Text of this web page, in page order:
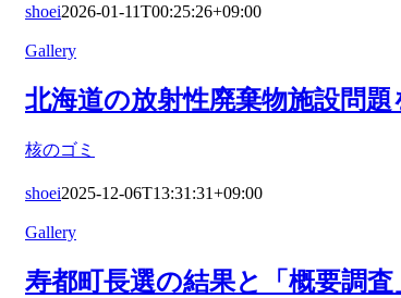
shoei2026-01-11T00:25:26+09:00
Gallery
北海道の放射性廃棄物施設問
核のゴミ
shoei2025-12-06T13:31:31+09:00
Gallery
寿都町長選の結果と「概要調査